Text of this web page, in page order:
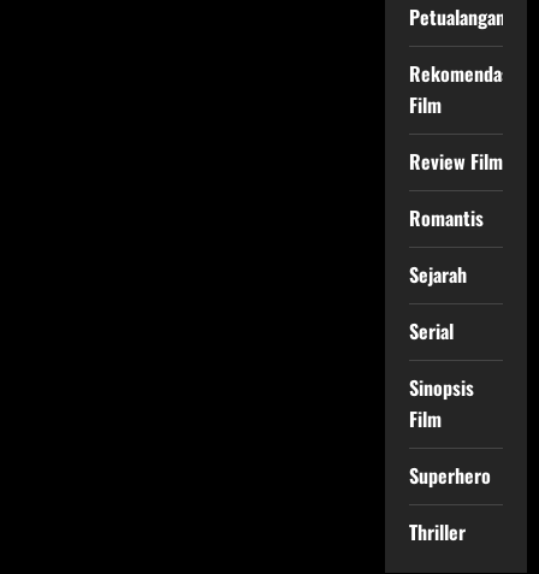
Petualangan
Rekomendasi
Film
Review Film
Romantis
Sejarah
Serial
Sinopsis
Film
Superhero
Thriller